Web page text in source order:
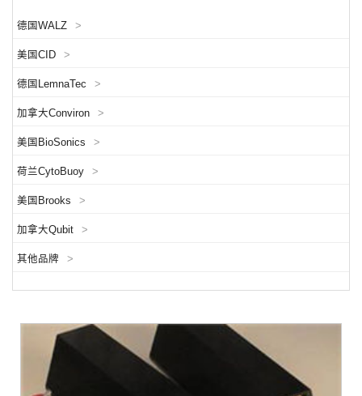
德国WALZ >
美国CID >
德国LemnaTec >
加拿大Conviron >
美国BioSonics >
荷兰CytoBuoy >
美国Brooks >
加拿大Qubit >
其他品牌 >